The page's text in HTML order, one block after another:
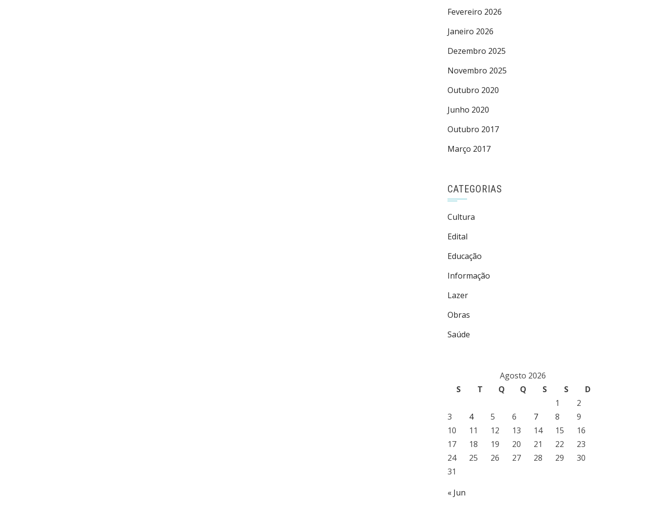
Fevereiro 2026
Janeiro 2026
Dezembro 2025
Novembro 2025
Outubro 2020
Junho 2020
Outubro 2017
Março 2017
CATEGORIAS
Cultura
Edital
Educação
Informação
Lazer
Obras
Saúde
Agosto 2026
S
T Q Q S S
D
1
2
3
4 5 6 7 8
9
10
11 12 13 14 15
16
17
18 19 20 21 22
23
24
25 26 27 28 29
30
31
« Jun